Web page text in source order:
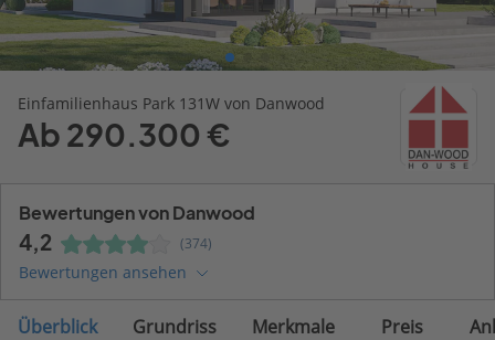
Einfamilienhaus Park 131W von Danwood
Ab 290.300 €
Bewertungen von Danwood
4,2 (374)
Bewertungen ansehen
Überblick Grundriss Merkmale Preis